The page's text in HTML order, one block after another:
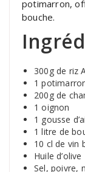
potimarron,
bouche.
300g de riz
1
200g de
1 oignon
1 gousse
1 litre de
10 cl de vin
Huile d’olive
Sel, poivre,